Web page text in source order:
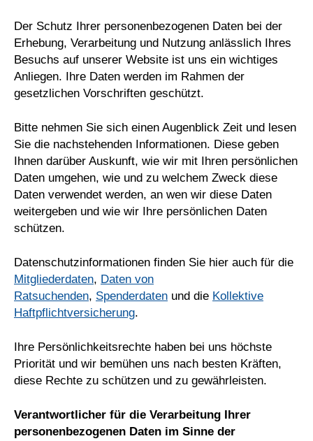
Der Schutz Ihrer personenbezogenen Daten bei der
Erhebung, Verarbeitung und Nutzung anlässlich Ihres
Besuchs auf unserer Website ist uns ein wichtiges
Anliegen. Ihre Daten werden im Rahmen der
gesetzlichen Vorschriften geschützt.
Bitte nehmen Sie sich einen Augenblick Zeit und lesen
Sie die nachstehenden Informationen. Diese geben
Ihnen darüber Auskunft, wie wir mit Ihren persönlichen
Daten umgehen, wie und zu welchem Zweck diese
Daten verwendet werden, an wen wir diese Daten
weitergeben und wie wir Ihre persönlichen Daten
schützen.
Datenschutzinformationen finden Sie hier auch für die
Mitgliederdaten, Daten von
Ratsuchenden, Spenderdaten und die Kollektive
Haftpflichtversicherung.
Ihre Persönlichkeitsrechte haben bei uns höchste
Priorität und wir bemühen uns nach besten Kräften,
diese Rechte zu schützen und zu gewährleisten.
Verantwortlicher für die Verarbeitung Ihrer
personenbezogenen Daten im Sinne der